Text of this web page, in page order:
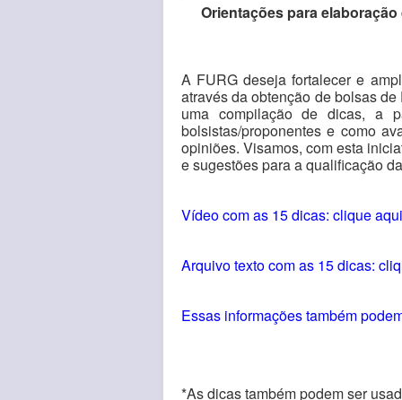
Medicina Total de Artigos: 1
Orientações para
A FURG deseja fortalecer e
através da obtenção de bolsas
uma compilação de dicas, a
bolsistas/proponentes e como
opiniões. Visamos, com esta
e sugestões para a qualificação
Vídeo com as 15 dicas: clique aqui
Arquivo texto com as 15 dicas:
Essas informações também
*As dicas também podem ser